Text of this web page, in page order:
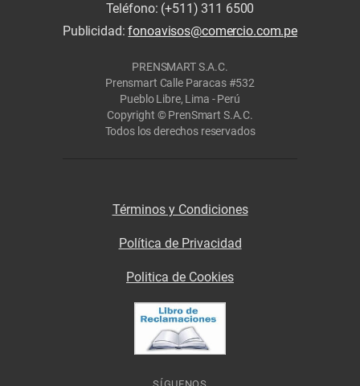
Teléfono: (+511) 311 6500
Publicidad:fonoavisos@comercio.com.pe
PRENSMART S.A.C.
Prensmart Calle Paracas #532
Pueblo Libre, Lima - Perú
Copyright © PrenSmart S.A.C.
Todos los derechos reservados
Términos y Condiciones
Política de Privacidad
Politica de Cookies